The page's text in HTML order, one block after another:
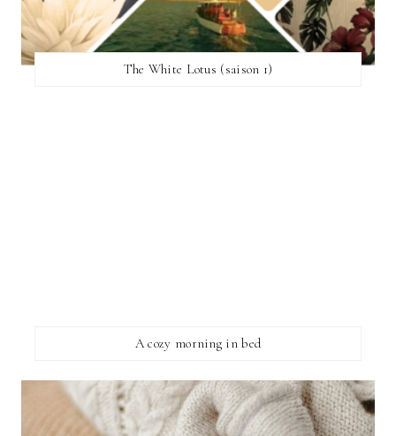
The White Lotus (saison 1)
A cozy morning in bed